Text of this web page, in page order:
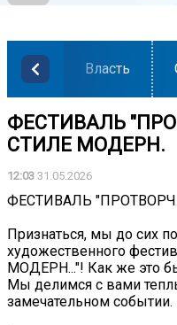
Власть
ФЕСТИВАЛЬ
СТИЛЕ МОДЕРН.
12:03 31.05.2026
ФЕСТИВАЛЬ
Признаться, мы до сих
художественного
МОДЕРН..."! Как же это
Мы делимся с вами
замечательном событии.